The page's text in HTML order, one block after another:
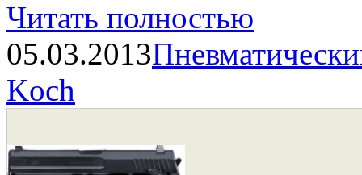
Читать полностью
05.03.2013
Koch